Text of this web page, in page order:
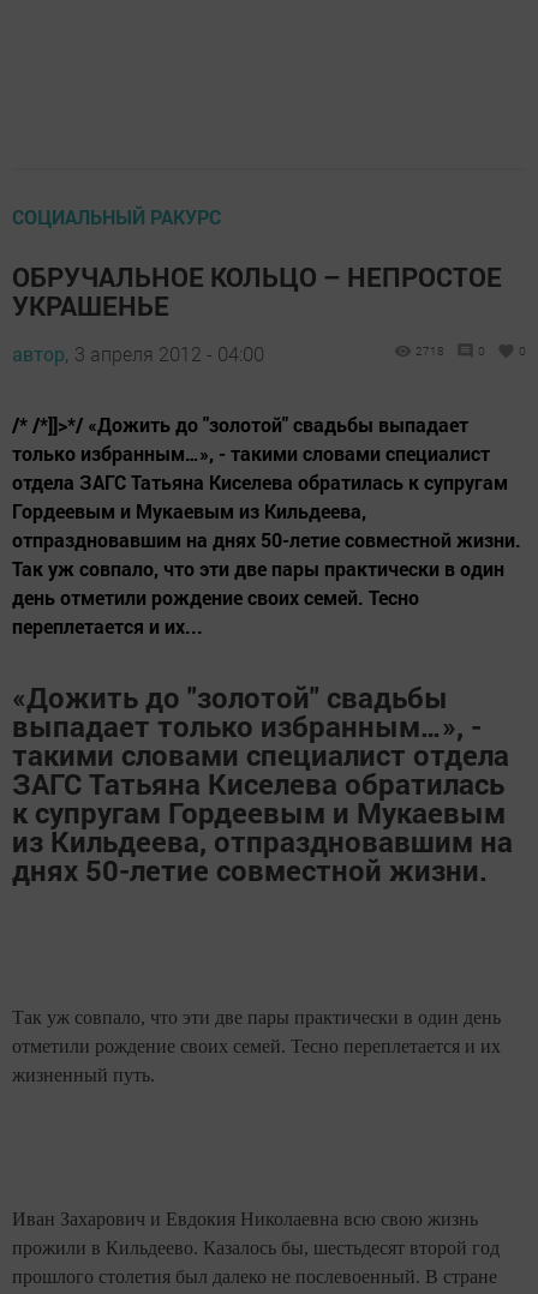
СОЦИАЛЬНЫЙ РАКУРС
ОБРУЧАЛЬНОЕ КОЛЬЦО – НЕПРОСТОЕ
УКРАШЕНЬЕ
автор, 3 апреля 2012 - 04:00 2718 0 0
/* /*]]>*/ «Дожить до "золотой" свадьбы выпадает
только избранным…», - такими словами специалист
отдела ЗАГС Татьяна Киселева обратилась к супругам
Гордеевым и Мукаевым из Кильдеева,
отпраздновавшим на днях 50-летие совместной жизни.
Так уж совпало, что эти две пары практически в один
день отметили рождение своих семей. Тесно
переплетается и их...
«Дожить до "золотой" свадьбы
выпадает только избранным…», -
такими словами специалист отдела
ЗАГС Татьяна Киселева обратилась
к супругам Гордеевым и Мукаевым
из Кильдеева, отпраздновавшим на
днях 50-летие совместной жизни.
Так уж совпало, что эти две пары практически в один день
отметили рождение своих семей. Тесно переплетается и их
жизненный путь.
Иван Захарович и Евдокия Николаевна всю свою жизнь
прожили в Кильдеево. Казалось бы, шестьдесят второй год
прошлого столетия был далеко не послевоенный. В стране